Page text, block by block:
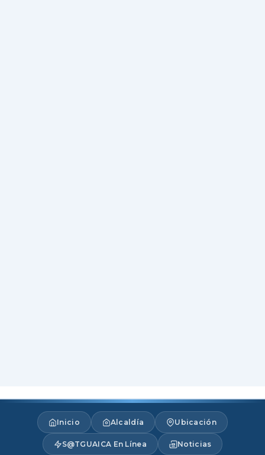
Inicio Alcaldía Ubicación
S@TGUAICA En Línea Noticias